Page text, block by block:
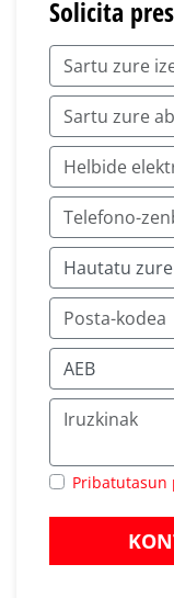
Solicita
Pribatutasun